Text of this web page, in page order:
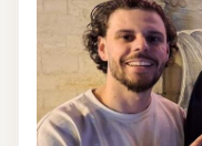
Samenwerken
In de media